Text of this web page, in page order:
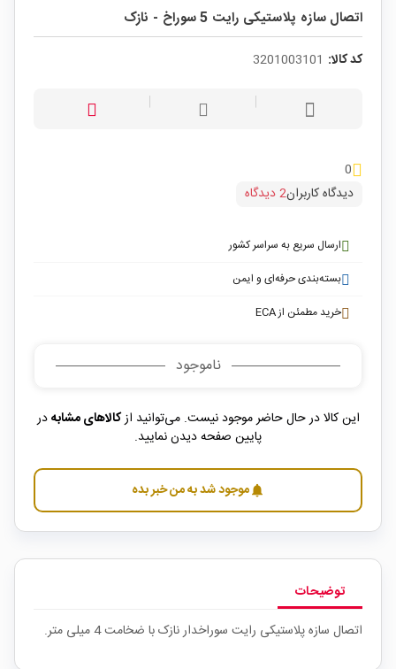
اتصال سازه پلاستیکی رایت 5 سوراخ - نازک
کد کالا: 3201003101
0
دیدگاه کاربران2 دیدگاه
ارسال سریع به سراسر کشور
بسته‌بندی حرفه‌ای و ایمن
خرید مطمئن از ECA
ناموجود
این کالا در حال حاضر موجود نیست. می‌توانید ازکالاهای مشابهدر
پایین صفحه دیدن نمایید.
notificationsموجود شد به من خبر بده
توضیحات
اتصال سازه پلاستیکی رایت سوراخدار نازک با ضخامت 4 میلی متر.